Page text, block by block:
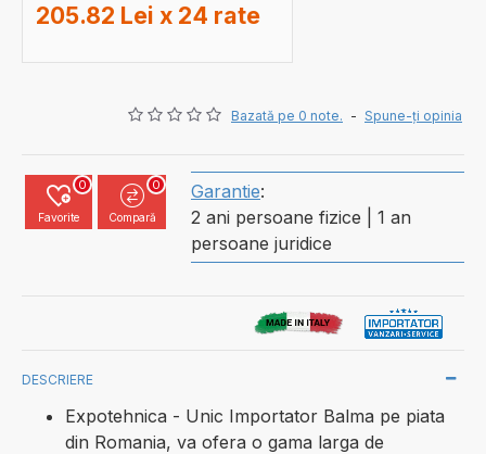
Bazată pe 0 note. - Spune-ţi opinia
205.82 Lei x 24 rate
Favorite
0
Compară
0 Garantie:
2 ani persoane fizice | 1 an
persoane juridice
DESCRIERE
Expotehnica - Unic Importator Balma pe piata
din Romania, va ofera o gama larga de